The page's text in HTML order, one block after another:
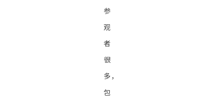
参
观
者
很
多，
包